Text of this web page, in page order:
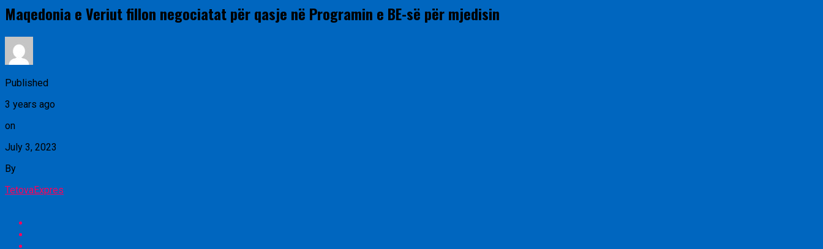
Maqedonia e Veriut fillon negociatat për qasje në Programin e BE-së për mjedisin
Published
3 years ago
on
July 3, 2023
By
TetovaExpres